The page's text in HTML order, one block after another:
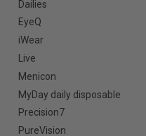
Dailies
EyeQ
iWear
Live
Menicon
MyDay daily disposable
Precision7
PureVision